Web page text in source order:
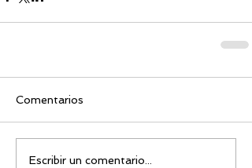
Comentarios
Escribir un comentario...